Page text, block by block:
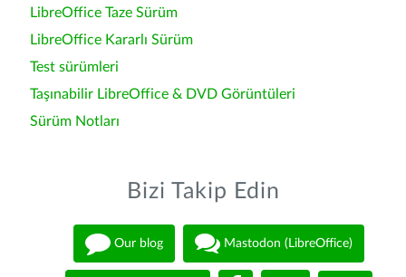
LibreOffice Taze Sürüm
LibreOffice Kararlı Sürüm
Test sürümleri
Taşınabilir LibreOffice & DVD Görüntüleri
Sürüm Notları
Bizi Takip Edin
Our blog Mastodon (LibreOffice)